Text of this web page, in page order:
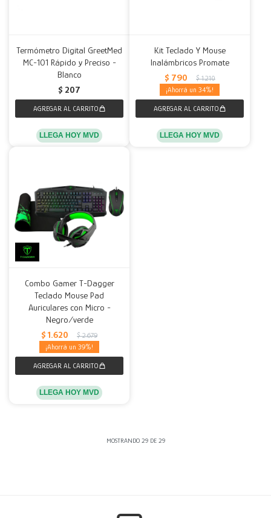
Termómetro Digital GreetMed
MC-101 Rápido y Preciso -
Blanco
$ 207
LLEGA HOY MVD
Kit Teclado Y Mouse
Inalámbricos Promate
$ 790 $ 1.210
34
LLEGA HOY MVD
Combo Gamer T-Dagger
Teclado Mouse Pad
Auriculares con Micro -
Negro/verde
$ 1.620 $ 2.679
39
LLEGA HOY MVD
MOSTRANDO 29DE 29